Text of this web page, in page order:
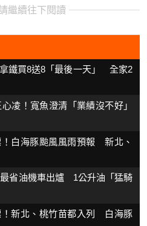
繼續往下閱讀
鐵買8送8「最後一天」 全家2
凌！寬魚澄清「業績沒不好」
白海豚颱風風雨預報 新北、
省油機車出爐 1公升油「猛騎
！新北、桃竹苗都入列 白海豚